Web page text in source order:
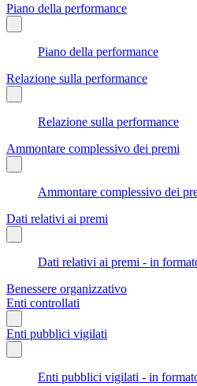
Piano della performance
Piano della performance
Relazione sulla performance
Relazione sulla performance
Ammontare complessivo dei premi
Ammontare complessivo dei
Dati relativi ai premi
Dati relativi ai premi - in
Benessere organizzativo
Enti controllati
Enti pubblici vigilati
Enti pubblici vigilati - in